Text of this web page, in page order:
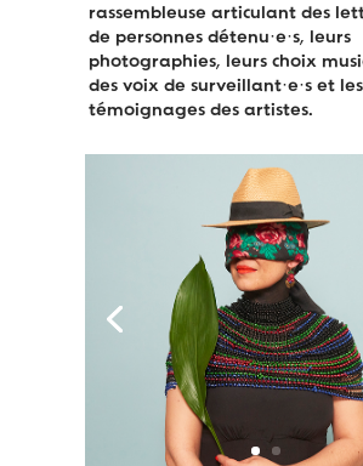
rassembleuse articulant des
de personnes détenu·e·s, leurs
photographies, leurs choix
des voix de surveillant·e·s et les
témoignages des artistes.